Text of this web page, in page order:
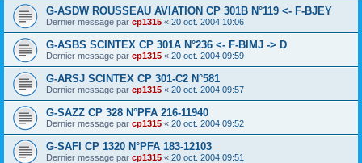
G-ASDW ROUSSEAU AVIATION CP 301B N°119 <- F-BJEY
Dernier message par cp1315 « 20 oct. 2004 10:06
G-ASBS SCINTEX CP 301A N°236 <- F-BIMJ -> D
Dernier message par cp1315 « 20 oct. 2004 09:59
G-ARSJ SCINTEX CP 301-C2 N°581
Dernier message par cp1315 « 20 oct. 2004 09:57
G-SAZZ CP 328 N°PFA 216-11940
Dernier message par cp1315 « 20 oct. 2004 09:52
G-SAFI CP 1320 N°PFA 183-12103
Dernier message par cp1315 « 20 oct. 2004 09:51